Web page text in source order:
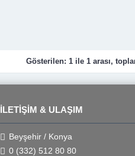
Gösterilen: 1 ile 1 arası,
İLETIŞIM & ULAŞIM
Beyşehir / Konya
0 (332) 512 80 80